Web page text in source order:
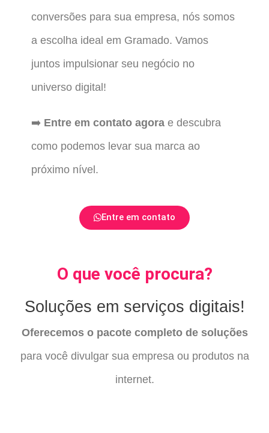
conversões para sua empresa, nós somos
a escolha ideal em Gramado. Vamos
juntos impulsionar seu negócio no
universo digital!
➡️ Entre em contato agora e descubra
como podemos levar sua marca ao
próximo nível.
Entre em contato
O que você procura?
Soluções em serviços digitais!
Oferecemos o pacote completo de soluções
para você divulgar sua empresa ou produtos na
internet.